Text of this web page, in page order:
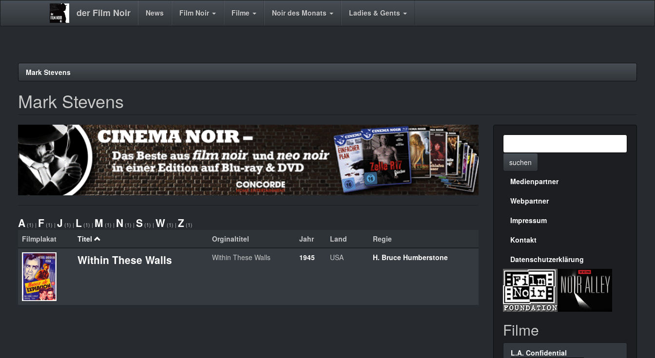
der Film Noir
Main News Film Noir Filme Noir des Monats Ladies & Gents
Mark Stevens
Mark Stevens
A (1) | F (1) | J (1) | L (1) | M (1) | N (1) | S (1) | W (1) | Z (1)
Filmplakat Titel Orginaltitel Jahr Land Regie
Within These Walls Within These Walls 1945 USA H. Bruce Humberstone
suchen
Menülinks
rechte
Seite
Medienpartner
Webpartner
Impressum
Kontakt
Datenschutzerklärung
Filme
L.A. Confidential